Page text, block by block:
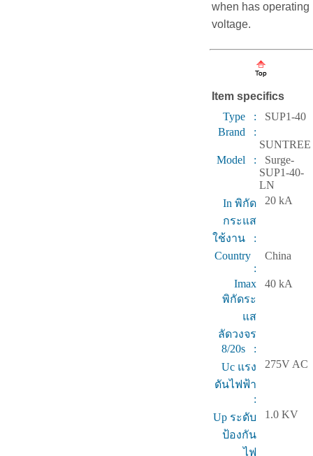
when has operating
voltage.
Item specifics
Type :
SUP1-40
Brand :
SUNTREE
Model :
Surge-
SUP1-40-
LN
In พิกัด
กระแส
ใช้งาน :
20 kA
Country
:
China
Imax
พิกัดระ
แส
ลัดวงจร
8/20s :
40 kA
Uc แรง
ดันไฟฟ้า
:
275V AC
Up ระดับ
ป้องกัน
ไฟ
1.0 KV